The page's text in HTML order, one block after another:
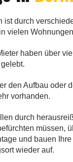
ist durch
vielen
haben über
den Aufbau oder
vorhanden.
durch
müssen,
und bauen
wieder auf.